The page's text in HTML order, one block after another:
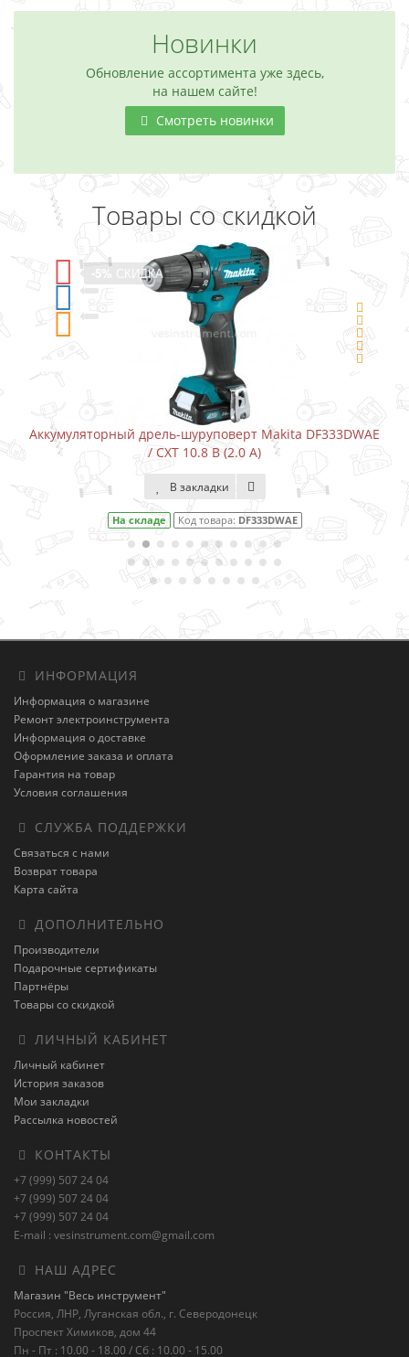
Новинки
Обновление ассортимента уже здесь,
на нашем сайте!
Смотреть новинки
Товары со скидкой
-5% СКИДКА
Аккумуляторный дрель-шуруповерт Makita DF333DWAE
/ CXT 10.8 В (2.0 А)
В закладки
На складе Код товара: DF333DWAE
ИНФОРМАЦИЯ
Информация о магазине
Ремонт электроинструмента
Информация о доставке
Оформление заказа и оплата
Гарантия на товар
Условия соглашения
СЛУЖБА ПОДДЕРЖКИ
Связаться с нами
Возврат товара
Карта сайта
ДОПОЛНИТЕЛЬНО
Производители
Подарочные сертификаты
Партнёры
Товары со скидкой
ЛИЧНЫЙ КАБИНЕТ
Личный кабинет
История заказов
Мои закладки
Рассылка новостей
КОНТАКТЫ
+7 (999) 507 24 04
+7 (999) 507 24 04
+7 (999) 507 24 04
E-mail : vesinstrument.com@gmail.com
НАШ АДРЕС
Магазин "Весь инструмент"
Россия, ЛНР, Луганская обл., г. Северодонецк
Проспект Химиков, дом 44
Пн - Пт : 10.00 - 18.00 / Сб : 10.00 - 15.00